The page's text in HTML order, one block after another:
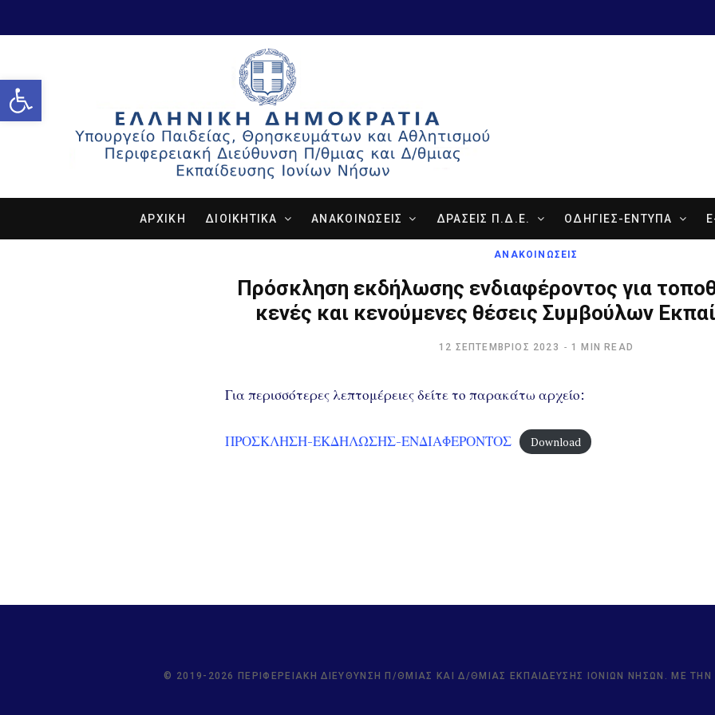
Open toolbar
ΑΡΧΙΚΗ ΔΙΟΙΚΗΤΙΚΑ ΑΝΑΚΟΙΝΩΣΕΙΣ ΔΡΑΣΕΙΣ Π.Δ.Ε. ΟΔΗΓΙΕΣ-ΕΝΤΥΠΑ
ΑΝΑΚΟΙΝΩΣΕΙΣ
Πρόσκληση εκδήλωσης ενδιαφέροντος για
κενές και κενούμενες θέσεις Συμβούλων
12 ΣΕΠΤΈΜΒΡΙΟΣ 2023 1 MIN READ
Για περισσότερες λεπτομέρειες δείτε το παρακάτω αρχείο:
ΠΡΟΣΚΛΗΣΗ-ΕΚΔΗΛΩΣΗΣ-ΕΝΔΙΑΦΕΡΟΝΤΟΣ Download
© 2019-2026 ΠΕΡΙΦΕΡΕΙΑΚΉ ΔΙΕΎΘΥΝΣΗ Π/ΘΜΙΑΣ ΚΑΙ Δ/ΘΜΙΑΣ ΕΚΠΑΊΔΕΥΣΗΣ ΙΟΝΊΩΝ ΝΉΣΩΝ. ΜΕ